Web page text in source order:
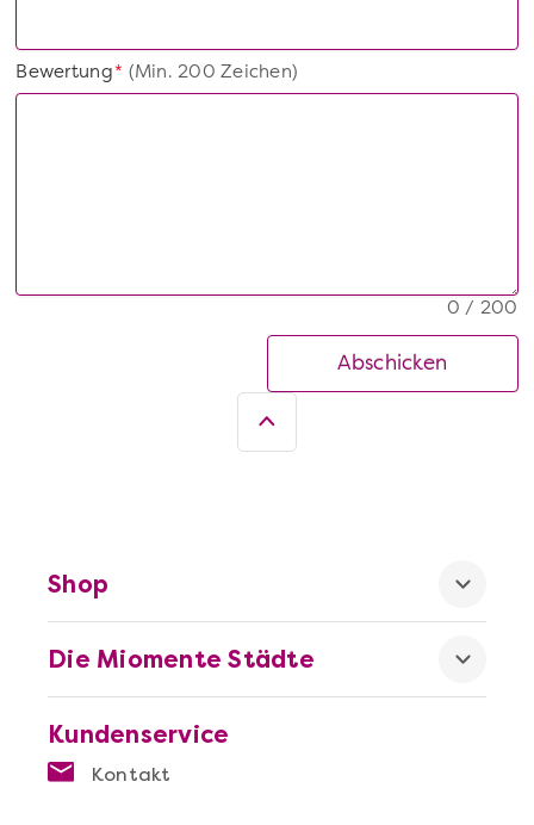
*
Bewertung(Min. 200 Zeichen)
0 / 200
Abschicken
Kundenservice
Kontakt
Die Miomente Städte
Shop